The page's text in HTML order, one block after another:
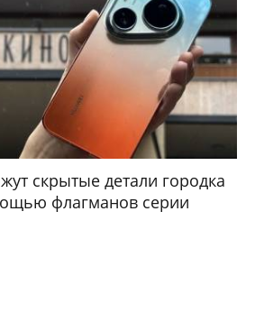
скрытые детали городка
флагманов серии